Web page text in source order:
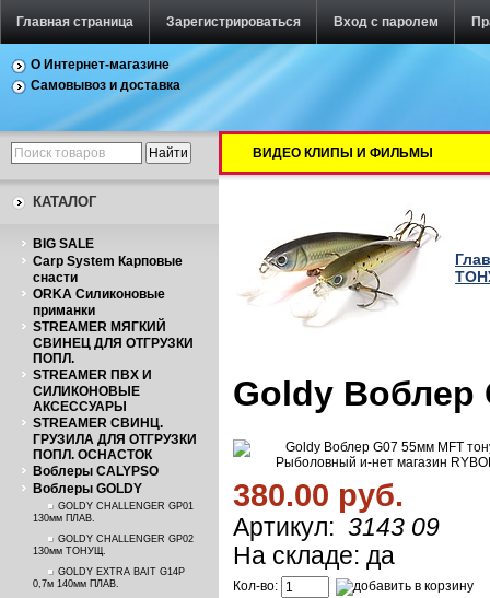
Главная страница Зарегистрироваться Вход с паролем
О Интернет-магазине
Самовывоз и доставка
КАТАЛОГ
BIG SALE
Carp System Карповые
снасти
ORKA Силиконовые
приманки
STREAMER МЯГКИЙ
СВИНЕЦ ДЛЯ ОТГРУЗКИ
ПОПЛ.
STREAMER ПВХ И
СИЛИКОНОВЫЕ
АКСЕССУАРЫ
STREAMER СВИНЦ.
ГРУЗИЛА ДЛЯ ОТГРУЗКИ
ПОПЛ. ОСНАСТОК
Воблеры CALYPSO
Воблеры GOLDY
GOLDY CHALLENGER GP01
130мм ПЛАВ.
GOLDY CHALLENGER GP02
130мм ТОНУЩ.
GOLDY EXTRA BAIT G14P
0,7м 140мм ПЛАВ.
ВИДЕО КЛИПЫ И ФИЛЬМЫ
Goldy Воблер
380.00 руб.
Артикул: 3143 09
На складе: да
Кол-во: